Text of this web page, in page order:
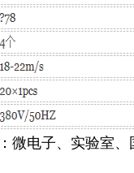
微电子、实验室